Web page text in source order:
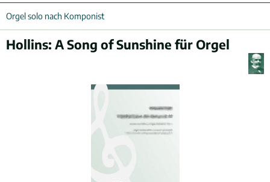
Orgel solo nach Komponist
Hollins: A Song of Sunshine für Orgel